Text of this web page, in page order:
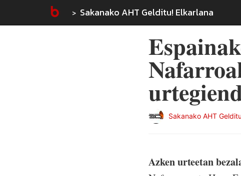
Sakanako AHT Gelditu! Elkarlana
Sakanako AHT
Azken urteetan